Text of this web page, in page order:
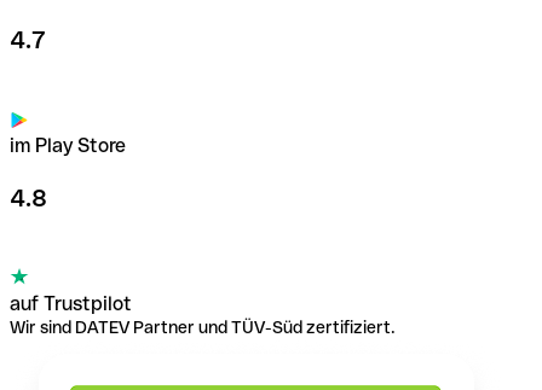
4.7
im Play Store
4.8
auf Trustpilot
Wir sind DATEV Partner und TÜV-Süd zertifiziert.